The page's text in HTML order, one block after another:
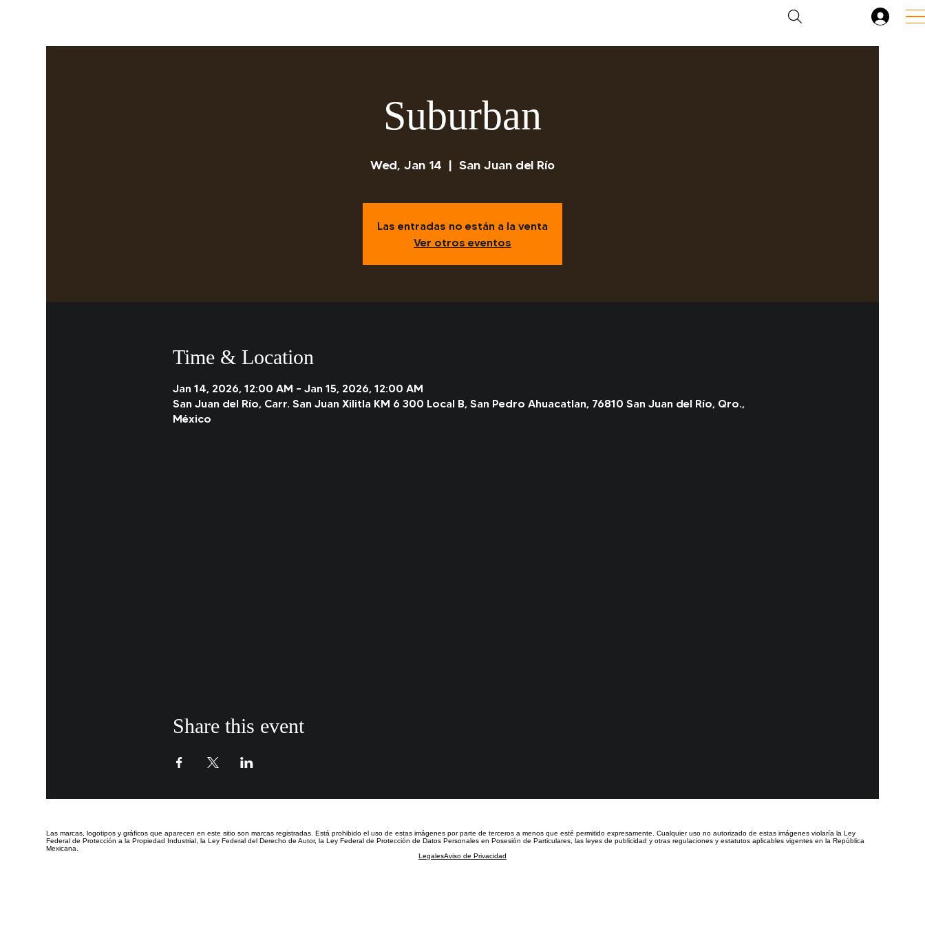
Suburban
Wed, Jan 14
  |
San Juan del Río
Las entradas no están a la venta
Ver otros eventos
Time & Location
Jan 14, 2026, 12:00 AM – Jan 15, 2026, 12:00 AM
San Juan del Río, Carr. San Juan Xilitla KM 6 300 Local B, San Pedro Ahuacatlan, 76810 San Juan del Río, Qro.,
México
Share this event
Las marcas, logotipos y gráficos que aparecen en este sitio son marcas registradas. Está prohibido el uso de estas imágenes por parte de terceros a menos que esté permitido expresamente. Cualquier uso no autorizado de estas imágenes violaría la Ley
Federal de Protección a la Propiedad Industrial, la Ley Federal del Derecho de Autor, la Ley Federal de Protección de Datos Personales en Posesión de Particulares, las leyes de publicidad y otras regulaciones y estatutos aplicables vigentes en la República
Mexicana.
LegalesAviso de Privacidad